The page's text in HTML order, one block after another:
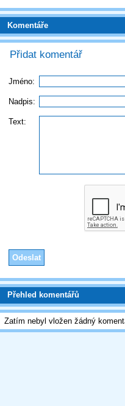
Komentáře
Přidat komentář
Jméno:
Nadpis:
Text:
Přehled komentářů
Zatím nebyl vložen žádný